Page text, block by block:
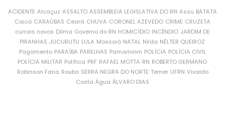
ACIDENTE Alcaçuz ASSALTO ASSEMBLEIA LEGISLATIVA DO RN Assu BATATA
Caicó CARAÚBAS Ceará CHUVA CORONEL AZEVEDO CRIME CRUZETA
currais novos Dilma Governo do RN HOMICÍDIO INCÊNDIO JARDIM DE
PIRANHAS JUCURUTU LULA Mossoró NATAL Nilda NÉLTER QUEIROZ
Pagamento PARAÍBA PARELHAS Parnamirim POLÍCIA POLÍCIA CIVIL
POLÍCIA MILITAR Política PRF RAFAEL MOTTA RN ROBERTO GERMANO
Robinson Faria Roubo SERRA NEGRA DO NORTE Temer UFRN Vivaldo
Costa Água ÁLVARO DIAS